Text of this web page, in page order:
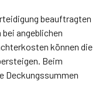
beauftragten
angeblichen
können die
Beim
Deckungssummen